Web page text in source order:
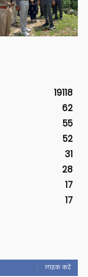
19118
62
55
52
31
28
17
17
लाइक करें